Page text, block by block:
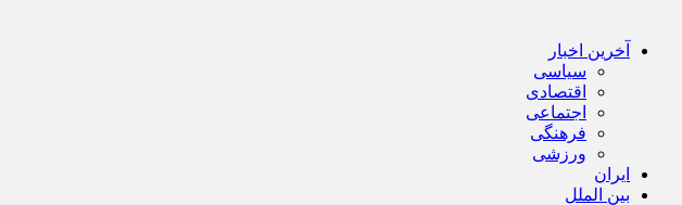
آخرین اخبار
سیاسی
اقتصادی
اجتماعی
فرهنگی
ورزشی
ایران
بین الملل